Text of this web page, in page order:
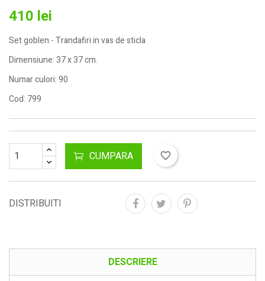
410 lei
Set goblen - Trandafiri in vas de sticla
Dimensiune: 37 x 37 cm.
Numar culori: 90
Cod: 799
CUMPARA favorite_border
DISTRIBUITI
DESCRIERE